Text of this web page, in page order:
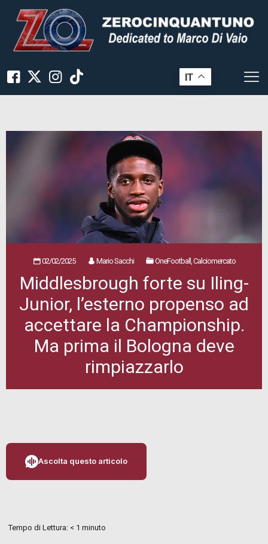
IT
02/02/2025 Mario Sacchi OneFootball, Calciomercato
Middlesbrough forte su Iling-
Junior, l’esterno propenso ad
accettare la Championship.
Ma prima il Bologna deve
rimpiazzarlo
Ascolta questo articolo
Tempo di Lettura: < 1 minuto